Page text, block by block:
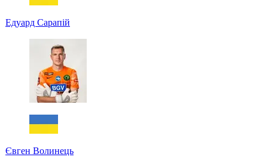
Едуард Сарапій
Євген Волинець